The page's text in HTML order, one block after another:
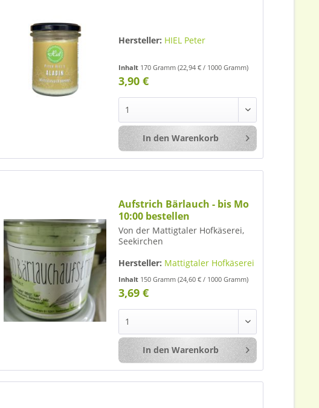
Hersteller: HIEL Peter
Inhalt 170 Gramm(22,94 € / 1000 Gramm)
3,90 €
In den Warenkorb
Aufstrich Bärlauch - bis Mo
10:00 bestellen
Von der Mattigtaler Hofkäserei,
Seekirchen
Hersteller: Mattigtaler Hofkäserei
Inhalt 150 Gramm(24,60 € / 1000 Gramm)
3,69 €
In den Warenkorb